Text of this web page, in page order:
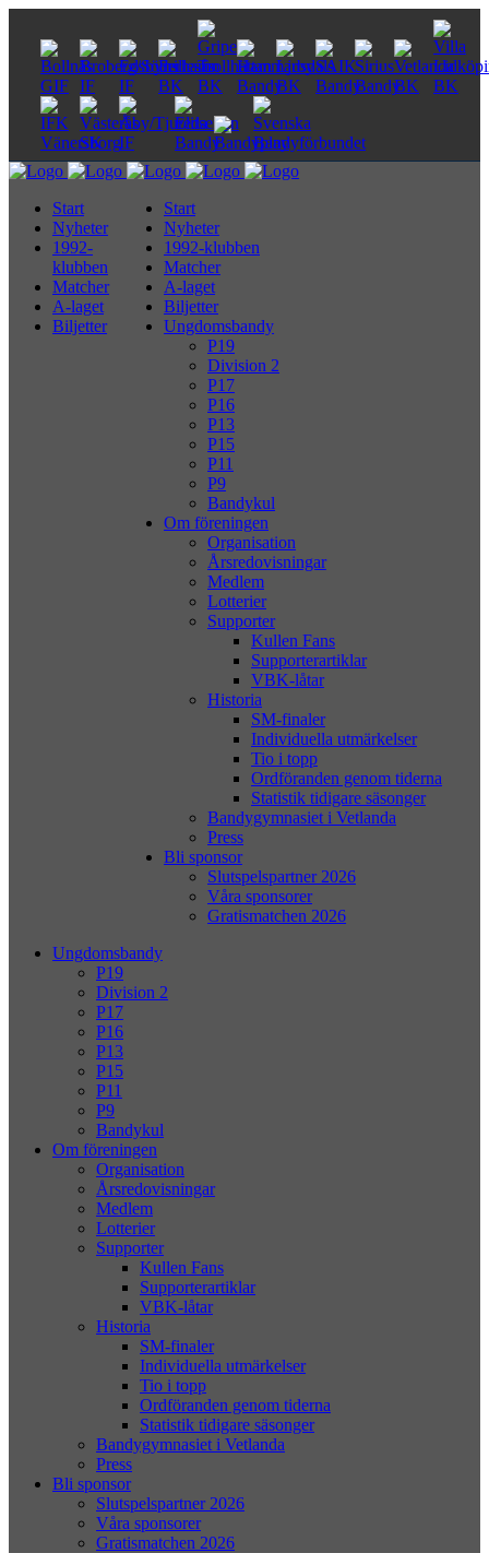
Start
Nyheter
1992-klubben
Matcher
A-laget
Biljetter
Ungdomsbandy
P19
Division 2
P17
P16
P13
P15
P11
P9
Bandykul
Om föreningen
Organisation
Årsredovisningar
Medlem
Lotterier
Supporter
Kullen Fans
Supporterartiklar
VBK-låtar
Historia
SM-finaler
Individuella utmärkelser
Tio i topp
Ordföranden genom tiderna
Statistik tidigare säsonger
Bandygymnasiet i Vetlanda
Press
Bli sponsor
Slutspelspartner 2026
Våra sponsorer
Gratismatchen 2026
Start
Nyheter
1992-
klubben
Matcher
A-laget
Biljetter
Ungdomsbandy
P19
Division 2
P17
P16
P13
P15
P11
P9
Bandykul
Om föreningen
Organisation
Årsredovisningar
Medlem
Lotterier
Supporter
Kullen Fans
Supporterartiklar
VBK-låtar
Historia
SM-finaler
Individuella utmärkelser
Tio i topp
Ordföranden genom tiderna
Statistik tidigare säsonger
Bandygymnasiet i Vetlanda
Press
Bli sponsor
Slutspelspartner 2026
Våra sponsorer
Gratismatchen 2026